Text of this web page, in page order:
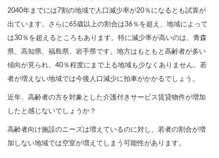
2040年までには7割の地域で人口減少率が20％になるとも試算が
出ています。さらに65歳以上の割合は36％を超え、地域によって
は30％を超えるところもあります。特に減少率が高いのは、青森
県、高知県、福島県、岩手県です。地方はもともと高齢者が多い
傾向が見られ、40％程度にまで上る地域も少なくありません。若
者が増えない地域では今後人口減少に拍車がかかるでしょう。
近年、高齢者の方を対象とした介護付きサービス賃貸物件が増加
したと感じないでしょうか？
高齢者向け施設のニーズは増えているのに対し、若者の割合が増
加しない地域では空室が増えてしまう可能性があります。